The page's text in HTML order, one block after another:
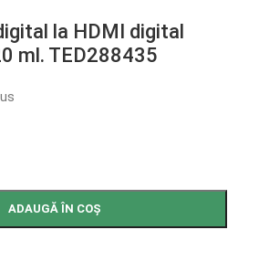
la HDMI digital
ml. TED288435
ADAUGĂ ÎN COȘ